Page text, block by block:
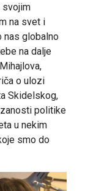
svojim
na svet i
nas globalno
na dalje
o ulozi
Skidelskog,
politike
u nekim
smo do